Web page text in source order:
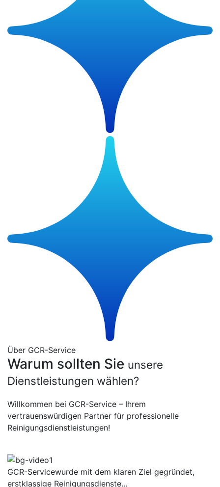
Über GCR-Service
Warum sollten Sie unsere
Dienstleistungen wählen?
Willkommen bei GCR-Service – Ihrem
vertrauenswürdigen Partner für professionelle
Reinigungsdienstleistungen!
GCR-Servicewurde mit dem klaren Ziel gegründet,
erstklassige Reinigungsdienste...